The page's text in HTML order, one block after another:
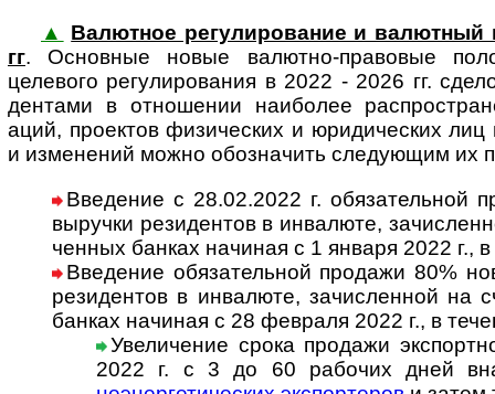
▲
Валютное ре­гу­ли­ро­ва­ние и валютный
гг. Основ­ные новые валют­но-пра­вовые
целевого регу­лиро­вания в 2022 - 2026 гг.
ден­тами в отно­ше­нии наибо­лее
аций, проек­тов физи­чес­ких и юриди­чес­ких
и изме­не­ний можно обоз­на­чить сле­ду­ющим их
Введение с 28.02.2022 г. обязательной
выру­чки рези­ден­тов в инва­люте,
чен­ных бан­ках начи­ная с 1 января 2022 г.,
Введение обязательной продажи 80%
рези­ден­тов в инва­люте, за­чис­лен­ной на
бан­ках начи­ная с 28 фев­раля 2022 г., в
Увеличение срока продажи
2022 г. с 3 до 60 рабо­чих дней